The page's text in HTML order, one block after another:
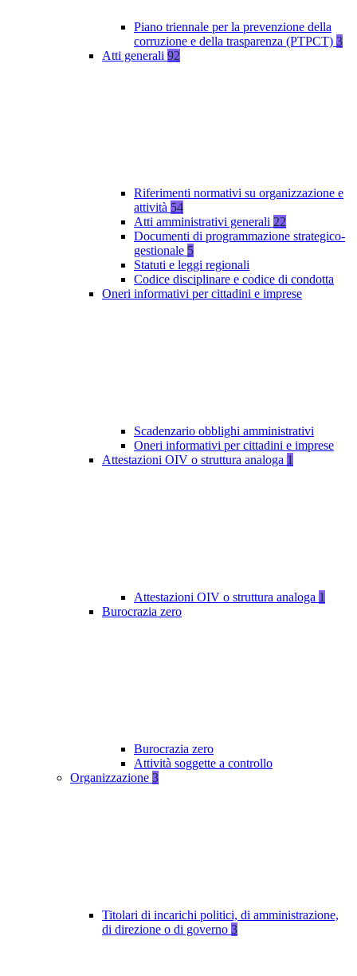
Piano triennale per la prevenzione della
corruzione e della trasparenza (PTPCT) 3
Atti generali 92
Riferimenti normativi su organizzazione e
attività 54
Atti amministrativi generali 22
Documenti di programmazione strategico-
gestionale 5
Statuti e leggi regionali
Codice disciplinare e codice di condotta
Oneri informativi per cittadini e imprese
Scadenzario obblighi amministrativi
Oneri informativi per cittadini e imprese
Attestazioni OIV o struttura analoga 1
Attestazioni OIV o struttura analoga 1
Burocrazia zero
Burocrazia zero
Attività soggette a controllo
Organizzazione 3
Titolari di incarichi politici, di amministrazione,
di direzione o di governo 3